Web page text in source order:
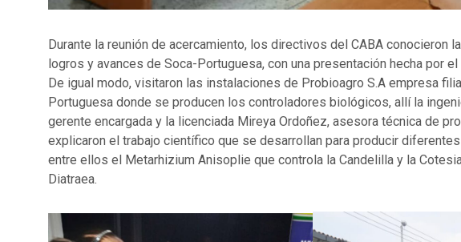
Durante la reunión de acercamiento, los directivos del CABA conocieron
logros y avances de Soca-Portuguesa, con una presentación hecha por
De igual modo, visitaron las instalaciones de Probioagro S.A empresa
Portuguesa donde se producen los controladores biológicos, allí la
gerente encargada y la licenciada Mireya Ordoñez, asesora técnica de
explicaron el trabajo científico que se desarrollan para producir
entre ellos el Metarhizium Anisoplie que controla la Candelilla y la
Diatraea.